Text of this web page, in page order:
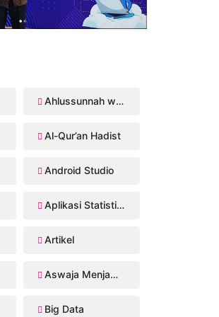
Ahlussunnah wal Jama'ah
Al-Qur’an Hadist
Android Studio
Aplikasi Statistika Bayesian
Artikel
Aswaja Menjawab
Big Data